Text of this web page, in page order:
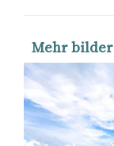
Mehr bilder